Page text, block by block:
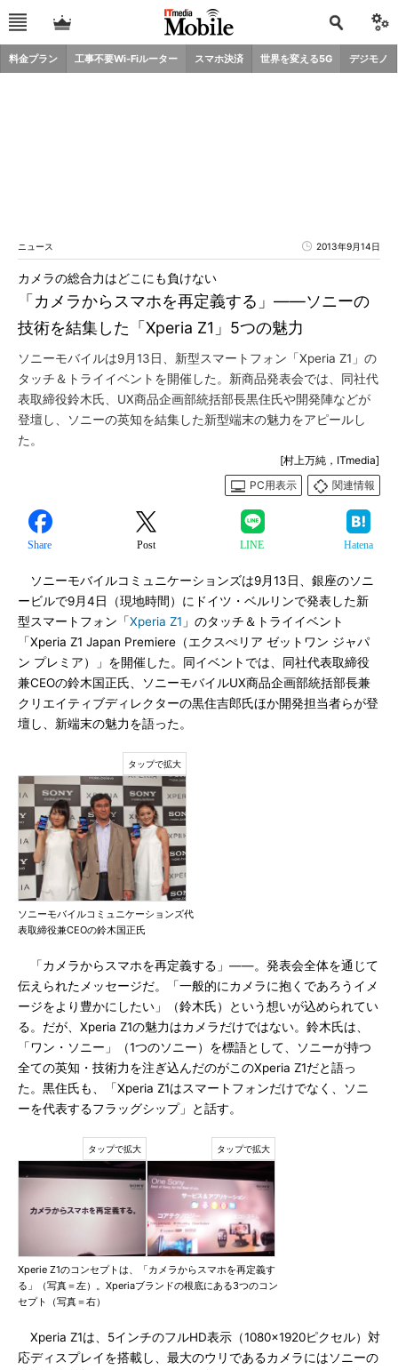
料金プラン 工事不要Wi-Fiルーター スマホ決済 世界を変える5G デジモノ
ニュース 2013年9月14日
「カメラからスマホを再定義する」――ソニーの
技術を結集した「Xperia Z1」5つの魅力
カメラの総合力はどこにも負けない
ソニーモバイルは9月13日、新型スマートフォン「Xperia Z1」の
タッチ＆トライイベントを開催した。新商品発表会では、同社代
表取締役鈴木氏、UX商品企画部統括部長黒住氏や開発陣などが
登壇し、ソニーの英知を結集した新型端末の魅力をアピールし
た。
[村上万純，ITmedia]
PC用表示
関連情報
Share Post LINE Hatena
ソニーモバイルコミュニケーションズは9月13日、銀座のソニ
ービルで9月4日（現地時間）にドイツ・ベルリンで発表した新
型スマートフォン「Xperia Z1 」のタッチ＆トライイベント
「Xperia Z1 Japan Premiere（エクスぺリア ゼットワン ジャパ
ン プレミア）」を開催した。同イベントでは、同社代表取締役
兼CEOの鈴木国正氏、ソニーモバイルUX商品企画部統括部長兼
クリエイティブディレクターの黒住吉郎氏ほか開発担当者らが登
壇し、新端末の魅力を語った。
ソニーモバイルコミュニケーションズ代
表取締役兼CEOの鈴木国正氏
「カメラからスマホを再定義する」――。発表会全体を通じて
伝えられたメッセージだ。「一般的にカメラに抱くであろうイメ
ージをより豊かにしたい」（鈴木氏）という想いが込められてい
る。だが、Xperia Z1の魅力はカメラだけではない。鈴木氏は、
「ワン・ソニー」（1つのソニー）を標語として、ソニーが持つ
全ての英知・技術力を注ぎ込んだのがこのXperia Z1だと語っ
た。黒住氏も、「Xperia Z1はスマートフォンだけでなく、ソニ
ーを代表するフラッグシップ」と話す。
Xperie Z1のコンセプトは、「カメラからスマホを再定義す
る」（写真＝左）。Xperiaブランドの根底にある3つのコン
セプト（写真＝右）
Xperia Z1は、5インチのフルHD表示（1080×1920ピクセル）対
応ディスプレイを搭載し、最大のウリであるカメラにはソニーの